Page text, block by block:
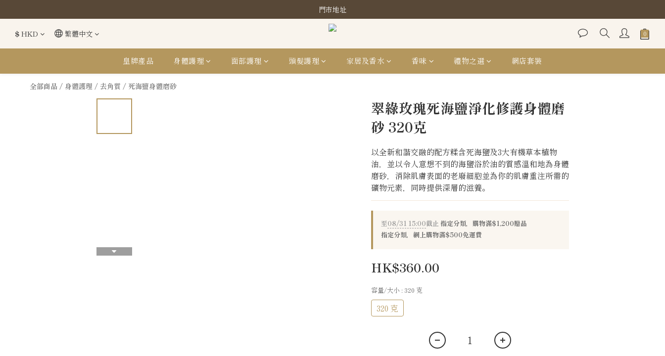
購買指定分類商品滿HK$1,200即享頭髮護理套裝及SABON❤️Kuromi Tote Bag
門市地址
購買指定分類商品滿HK$1,200即享頭髮護理套裝及SABON❤️Kuromi Tote Bag
$ HKD 繁體中文
皇牌產品 身體護理 面部護理 頭髮護理 家居及香水 香味 禮物之選 網店套裝
全部商品 / 身體護理 / 去角質 / 死海鹽身體磨砂
翠綠玫瑰死海鹽淨化修護身體磨
砂 320克
以全新和諧交融的配方糅含死海鹽及3大有機草本植物
油，並以令人意想不到的海鹽浴於油的質感溫和地為身體
磨砂，消除肌膚表面的老廢細胞並為你的肌膚重注所需的
礦物元素，同時提供深層的滋養。
至08/31 15:00截止 指定分類，購物滿$1,200贈品
指定分類，網上購物滿$500免運費
HK$360.00
容量/大小 : 320 克
320 克